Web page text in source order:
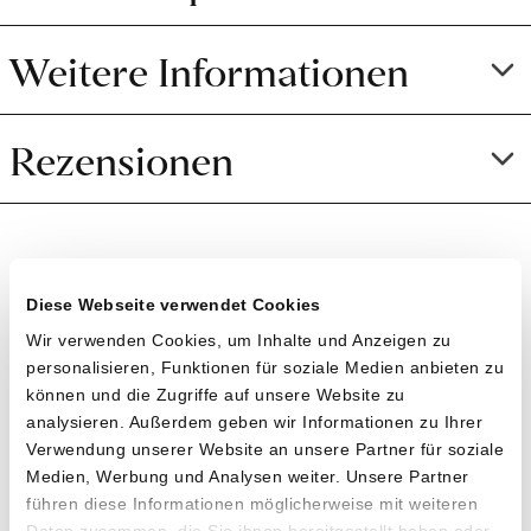
Diese Webseite verwendet Cookies
Wir verwenden Cookies, um Inhalte und Anzeigen zu
personalisieren, Funktionen für soziale Medien anbieten zu
können und die Zugriffe auf unsere Website zu
analysieren. Außerdem geben wir Informationen zu Ihrer
Verwendung unserer Website an unsere Partner für soziale
Medien, Werbung und Analysen weiter. Unsere Partner
führen diese Informationen möglicherweise mit weiteren
Weitere Informationen
Rezensionen
Direkt vom Feld in deine
Küche
Noch mehr Gutes aus gesundem Boden: Gerne
empfehlen wir ein paar weitere gute Produkte